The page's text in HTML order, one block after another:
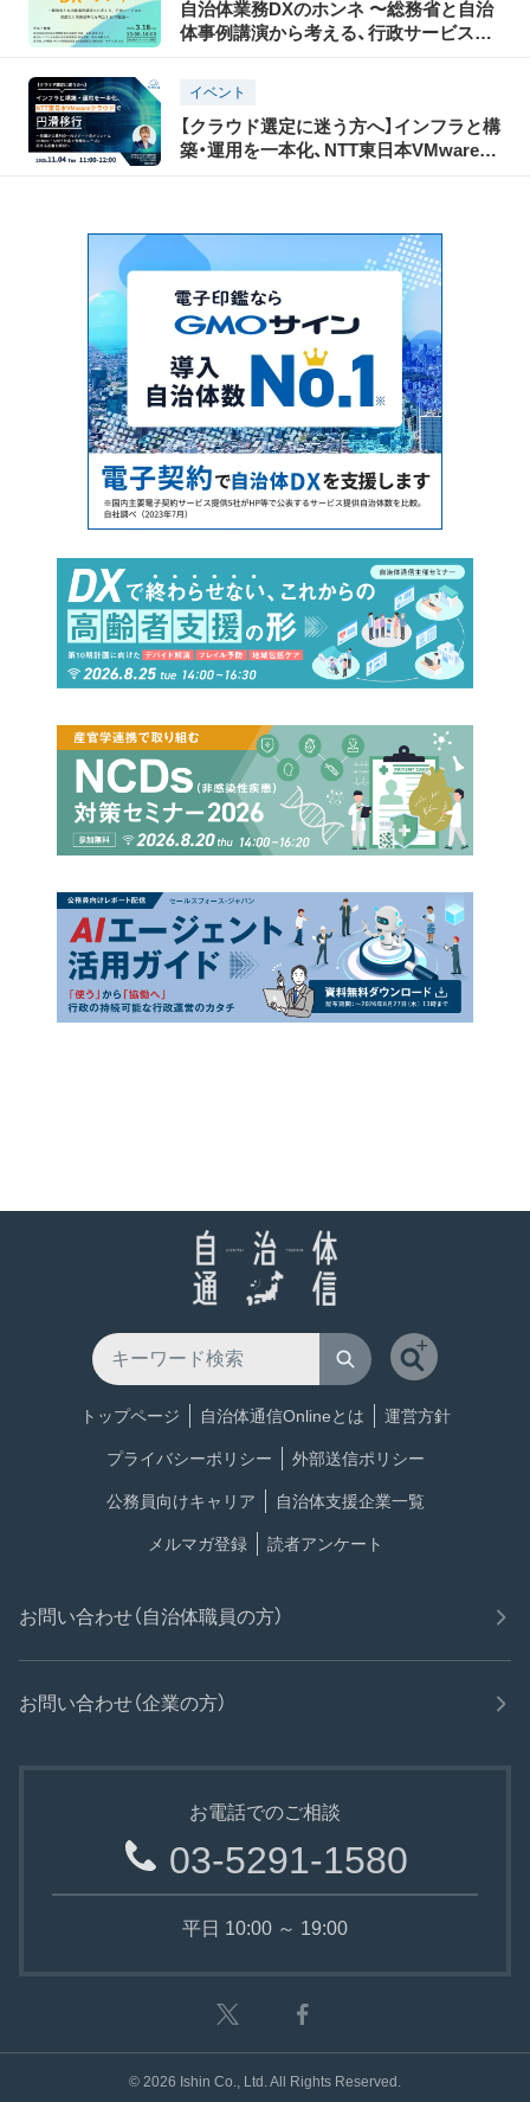
自治体業務DXのホンネ 〜総務省と自治
体事例講演から考える、行政サービスの
イベント
【クラウド選定に迷う方へ】インフラと構
築・運用を一本化、NTT東日本VMwareク
を解説～
トップページ 自治体通信Onlineとは 運営方針
プライバシーポリシー 外部送信ポリシー
公務員向けキャリア 自治体支援企業一覧
メルマガ登録 読者アンケート
お問い合わせ（自治体職員の方）
お問い合わせ（企業の方）
お電話でのご相談
03-5291-1580
平日 10:00 ～ 19:00
© 2026 Ishin Co., Ltd. All Rights Reserved.